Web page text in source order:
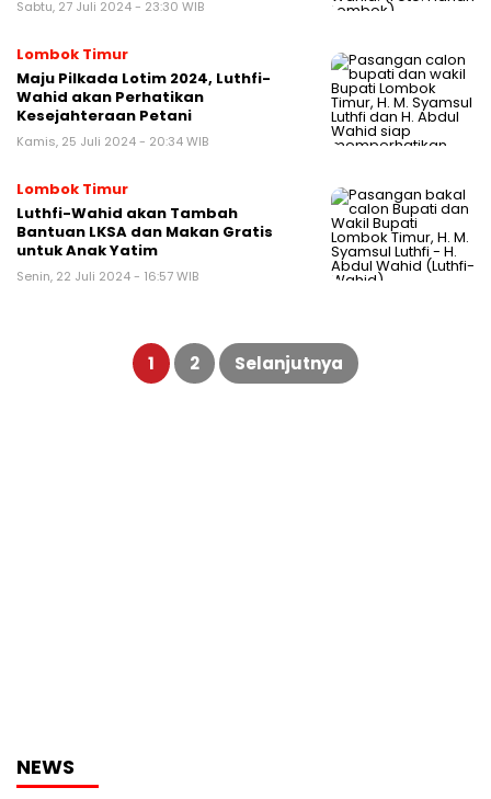
Sabtu, 27 Juli 2024 - 23:30 WIB
Lombok Timur
Maju Pilkada Lotim 2024, Luthfi-
Wahid akan Perhatikan
Kesejahteraan Petani
Kamis, 25 Juli 2024 - 20:34 WIB
Lombok Timur
Luthfi-Wahid akan Tambah
Bantuan LKSA dan Makan Gratis
untuk Anak Yatim
Senin, 22 Juli 2024 - 16:57 WIB
Paginasi
1 2 Selanjutnya
NEWS